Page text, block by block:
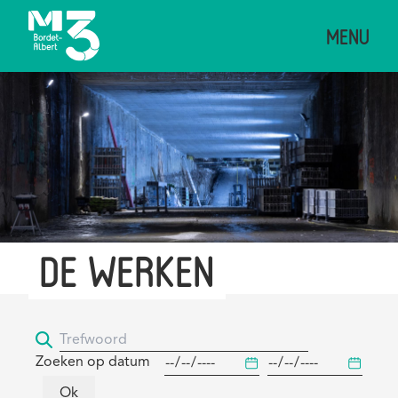
Overslaan
de
inhoud
MENU
Afbeelding
DE WERKEN
Zoeken op datum